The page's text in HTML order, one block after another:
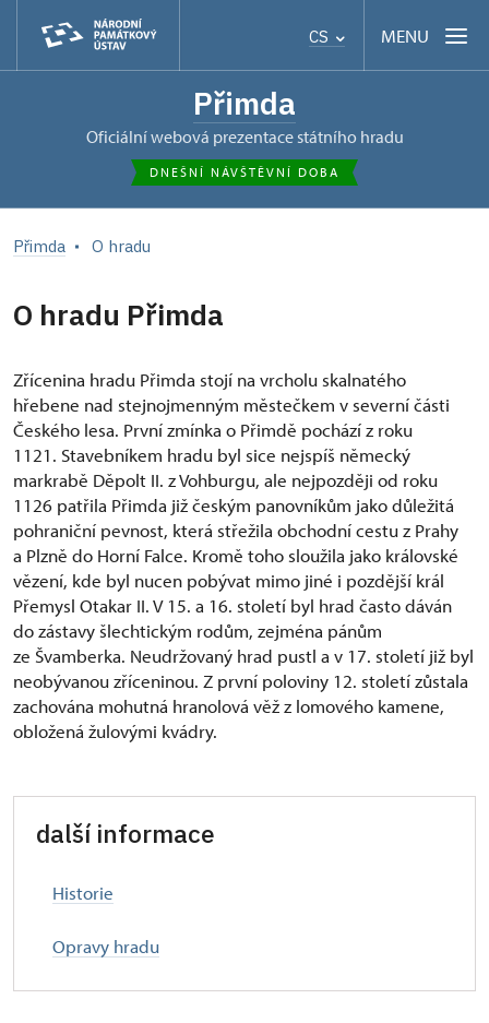
CS MENU
Přimda
oficiální webová prezentace státního hradu
DNEŠNÍ NÁVŠTĚVNÍ DOBA
Přimda O hradu
O hradu Přimda
Zřícenina hradu Přimda stojí na vrcholu skalnatého
hřebene nad stejnojmenným městečkem v severní části
Českého lesa. První zmínka o Přimdě pochází z roku
1121. Stavebníkem hradu byl sice nejspíš německý
markrabě Děpolt II. z Vohburgu, ale nejpozději od roku
1126 patřila Přimda již českým panovníkům jako důležitá
pohraniční pevnost, která střežila obchodní cestu z Prahy
a Plzně do Horní Falce. Kromě toho sloužila jako královské
vězení, kde byl nucen pobývat mimo jiné i pozdější král
Přemysl Otakar II. V 15. a 16. století byl hrad často dáván
do zástavy šlechtickým rodům, zejména pánům
ze Švamberka. Neudržovaný hrad pustl a v 17. století již byl
neobývanou zříceninou. Z první poloviny 12. století zůstala
zachována mohutná hranolová věž z lomového kamene,
obložená žulovými kvádry.
další informace
Historie
Opravy hradu